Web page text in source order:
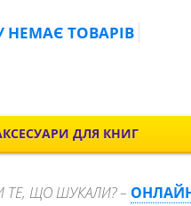
ТОВАРІВ
ДЛЯ КНИГ
ТЕ, ЩО ШУКАЛИ? –